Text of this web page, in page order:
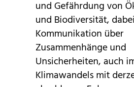
und Gefährdung von
und Biodiversität,
Kommunikation über
Zusammenhänge und
Unsicherheiten, auch
Klimawandels mit